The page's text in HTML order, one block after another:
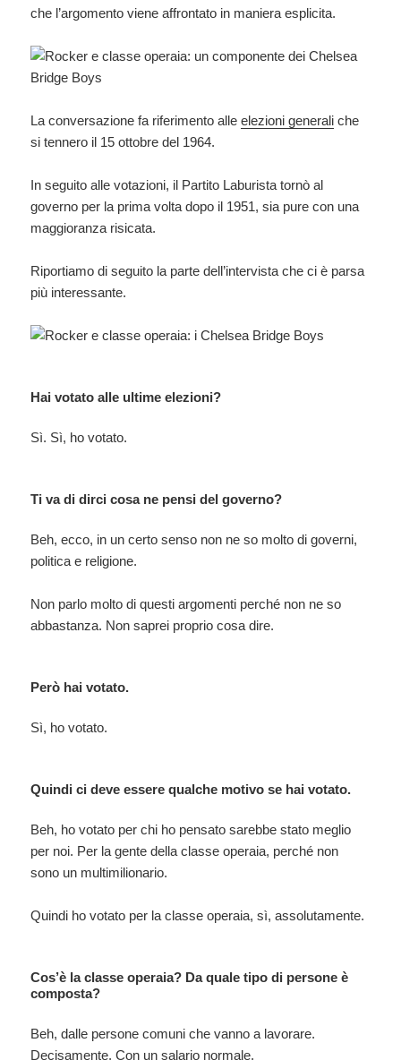
che l’argomento viene affrontato in maniera esplicita.
La conversazione fa riferimento alleelezioni generali che
si tennero il 15 ottobre del 1964.
In seguito alle votazioni, il Partito Laburista tornò al
governo per la prima volta dopo il 1951, sia pure con una
maggioranza risicata.
Riportiamo di seguito la parte dell’intervista che ci è parsa
più interessante.
Hai votato alle ultime elezioni?
Sì. Sì, ho votato.
Ti va di dirci cosa ne pensi del governo?
Beh, ecco, in un certo senso non ne so molto di governi,
politica e religione.
Non parlo molto di questi argomenti perché non ne so
abbastanza. Non saprei proprio cosa dire.
Però hai votato.
Sì, ho votato.
Quindi ci deve essere qualche motivo se hai votato.
Beh, ho votato per chi ho pensato sarebbe stato meglio
per noi. Per la gente della classe operaia, perché non
sono un multimilionario.
Quindi ho votato per la classe operaia, sì, assolutamente.
Cos’è la classe operaia? Da quale tipo di persone è
composta?
Beh, dalle persone comuni che vanno a lavorare.
Decisamente. Con un salario normale.